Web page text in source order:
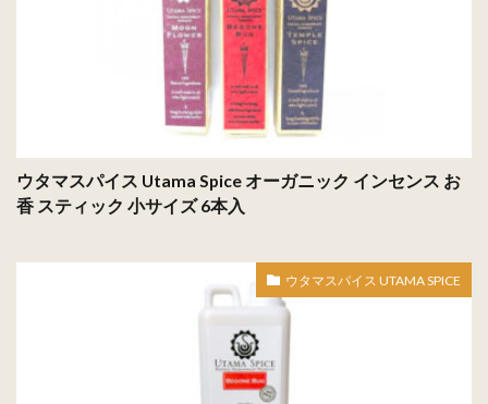
ウタマスパイス Utama Spice オーガニック インセンス お
香 スティック 小サイズ 6本入
ウタマスパイス UTAMA SPICE